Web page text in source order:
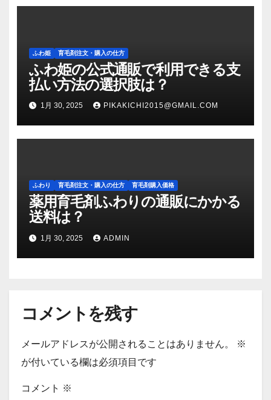
ふわ姫 育毛剤注文・購入の仕方
ふわ姫の公式通販で利用できる支
払い方法の選択肢は？
1月 30, 2025 PIKAKICHI2015@GMAIL.COM
ふわり 育毛剤注文・購入の仕方 育毛剤購入価格
薬用育毛剤ふわりの通販にかかる
送料は？
1月 30, 2025 ADMIN
コメントを残す
メールアドレスが公開されることはありません。
※
が付いている欄は必須項目です
コメント ※